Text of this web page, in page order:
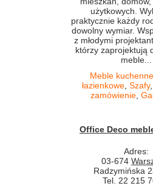
użytkowych.
praktycznie każdy
dowolny wymiar.
z młodymi
którzy zaprojektują
meble...
Meble kuchenne
łazienkowe, Szafy,
zamówienie,
Office Deco
Adres:
03-674
Radzymińska
Tel. 22 215